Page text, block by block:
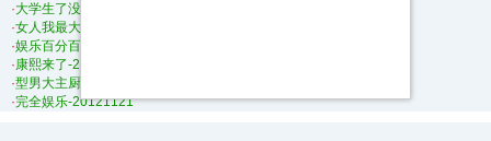
·大学生了没-20121121
·女人我最大-20121121
·娱乐百分百-20121121
·康熙来了-20121121
·型男大主厨-20121121
·完全娱乐-20121121